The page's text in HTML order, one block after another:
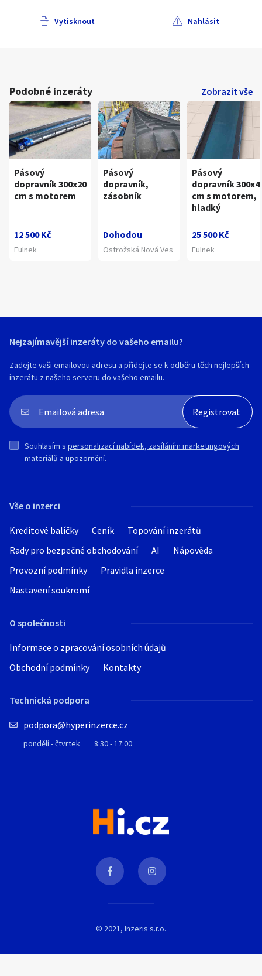
Vytisknout Nahlásit
Podobné inzeráty Zobrazit vše
Pásový
dopravník 300x20
cm s motorem
12 500 Kč
Fulnek
Pásový
dopravník,
zásobník
Dohodou
Ostrožská Nová Ves
Pásový
dopravník
cm s motorem,
hladký
25 500 Kč
Fulnek
Vše o inzerci
Kreditové balíčky Ceník
Topování inzerátů
Rady pro bezpečné obchodování
AI
Nápověda
Provozní podmínky
Pravidla inzerce
Nastavení soukromí
O společnosti
Informace o zpracování osobních údajů
Obchodní podmínky
Kontakty
Technická podpora
podpora@hyperinzerce.cz
pondělí - čtvrtek 8:30 - 17:00
Nejzajímavější inzeráty do vašeho emailu?
Zadejte vaši emailovou adresu a přidejte se k odběru těch nejlepších
inzerátu z našeho serveru do vašeho emailu.
Souhlasím s personalizací nabídek, zasíláním marketingových
materiálů a upozornění.
© 2021, Inzeris s.r.o.